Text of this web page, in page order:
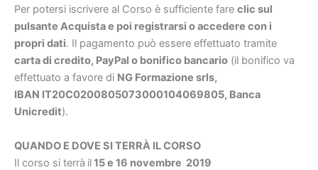
Per potersi iscrivere al Corso è sufficiente fare clic sul
pulsante Acquista e poi registrarsi o accedere con i
propri dati. Il pagamento può essere effettuato tramite
carta di credito, PayPal o bonifico bancario (il bonifico va
effettuato a favore di NG Formazione srls,
IBAN IT20C0200805073000104069805, Banca
Unicredit).
QUANDO E DOVE SI TERRÀ IL CORSO
Il corso si terrà il15 e 16 novembre 2019